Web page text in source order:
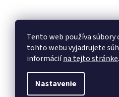
Tento web používa
tohto webu vyjadrujete
informáciína tejto stránke.
Nastavenie